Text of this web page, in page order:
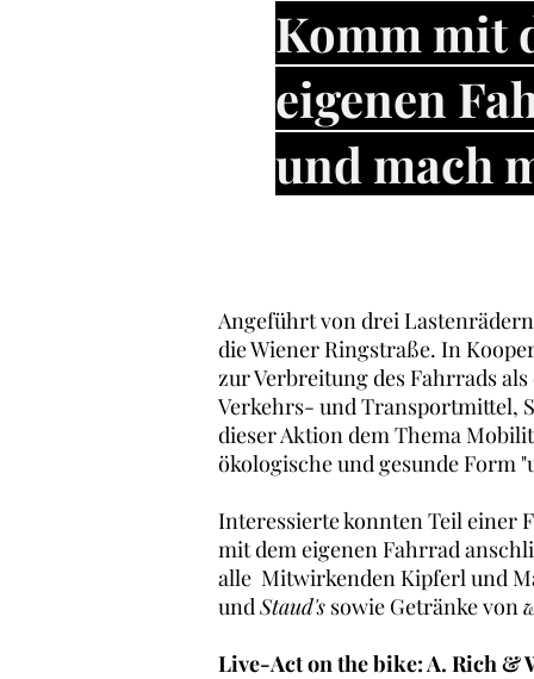
Komm mit
eigenen
und mach
Angeführt von drei
die Wiener Ringstraße. In
zur Verbreitung des Fahrrads
Verkehrs- und Transportmittel,
dieser Aktion dem Thema
ökologische und gesunde Form
Interessierte konnten Teil einer
mit dem eigenen Fahrrad
alle Mitwirkenden Kipferl und
undStaud's sowie Getränke von
Live-Act on the bike: A. Rich &